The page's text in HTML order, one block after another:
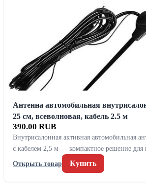
Антенна автомобильная
25 см, всеволновая, кабель 2.5 м
390.00 RUB
Внутрисалонная активная автомобильная
с кабелем 2,5 м — компактное решение
Открыть товар
Купить